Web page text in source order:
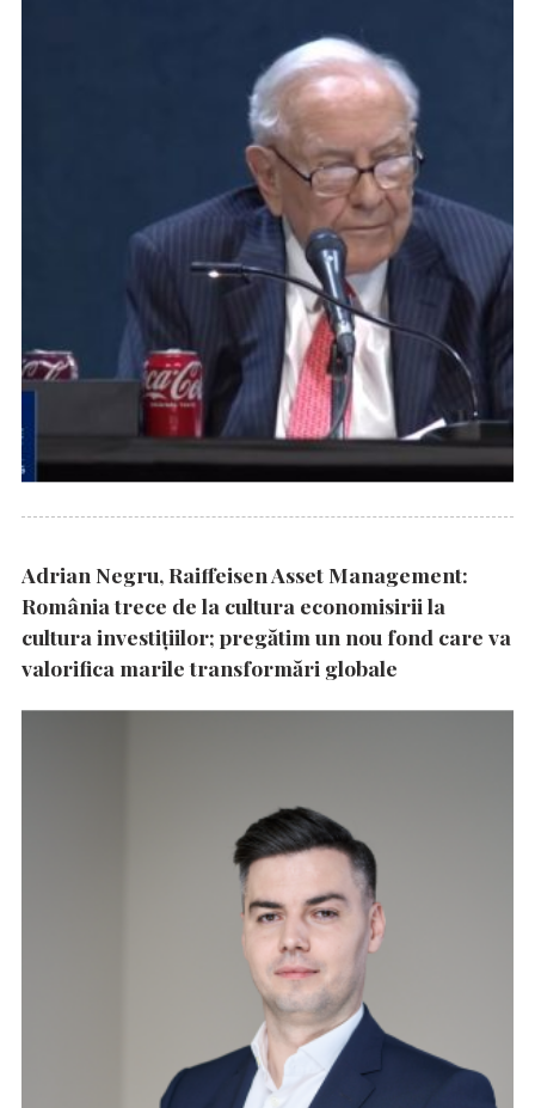
Adrian Negru, Raiffeisen Asset Management:
România trece de la cultura economisirii la
cultura investițiilor; pregătim un nou fond care va
valorifica marile transformări globale